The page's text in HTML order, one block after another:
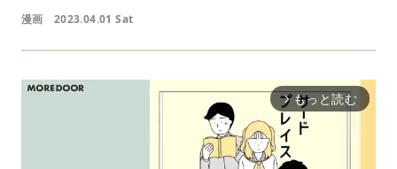
漫画 2023.04.01 Sat
arrow_forward_ios もっと読む